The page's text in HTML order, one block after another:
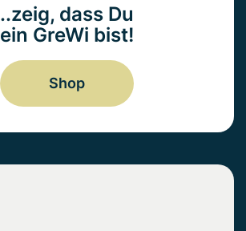
..zeig, dass Du
ein GreWi bist!
Shop